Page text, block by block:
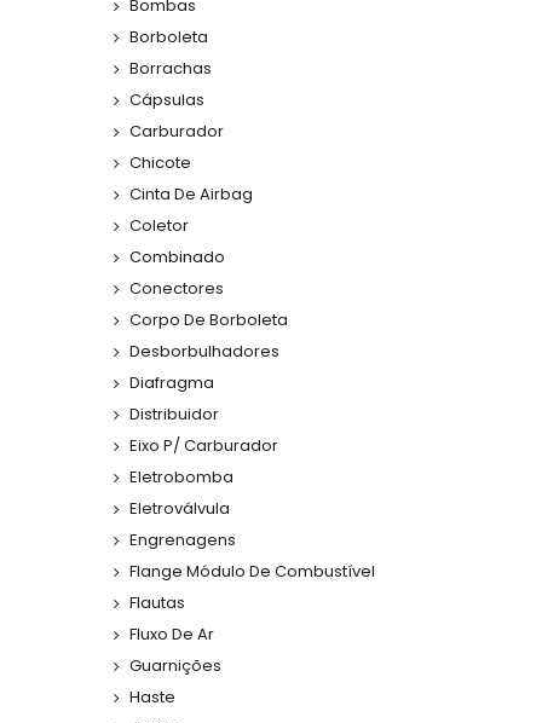
Bombas
Borboleta
Borrachas
Cápsulas
Carburador
Chicote
Cinta De Airbag
Coletor
Combinado
Conectores
Corpo De Borboleta
Desborbulhadores
Diafragma
Distribuidor
Eixo P/ Carburador
Eletrobomba
Eletroválvula
Engrenagens
Flange Módulo De Combustível
Flautas
Fluxo De Ar
Guarnições
Haste